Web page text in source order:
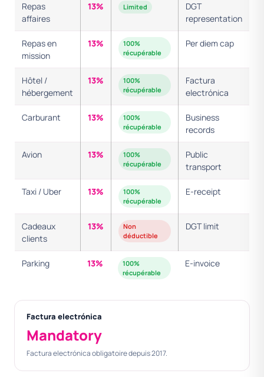
Repas
affaires
13% Limited
DGT
representation
Repas en
mission
13%
100%
récupérable
Per diem cap
Hôtel /
hébergement
13%
100%
récupérable
Factura
electrónica
Carburant 13%
100%
récupérable
Business
records
Avion 13%
100%
récupérable
Public
transport
Taxi / Uber 13%
100%
récupérable
E-receipt
Cadeaux
clients
13%
Non
déductible
DGT limit
Parking 13%
100%
récupérable
E-invoice
Factura electrónica
Mandatory
Factura electrónica obligatoire depuis 2017.